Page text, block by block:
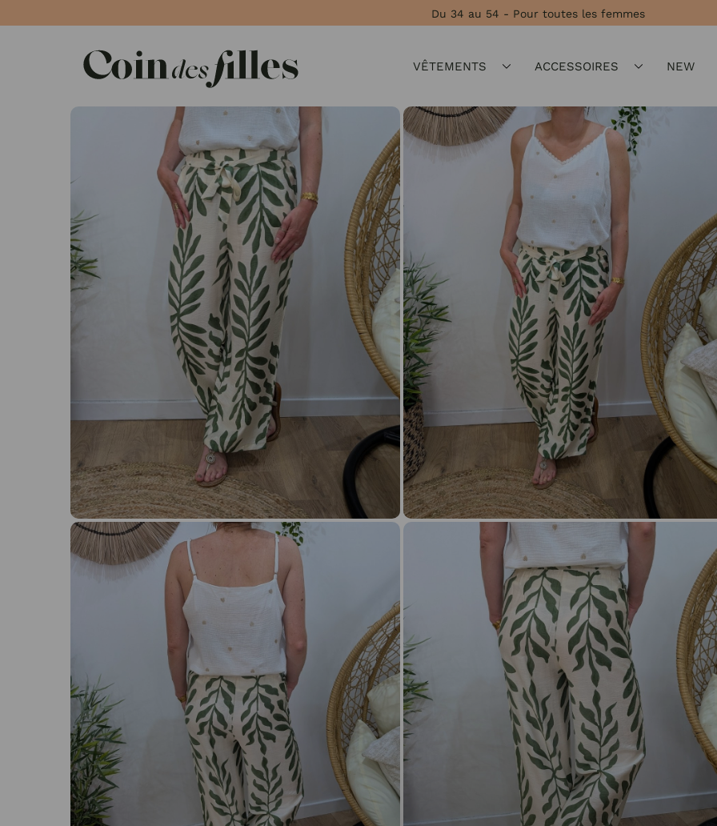
Du 34 au 54 - Pour toutes les femmes
VÊTEMENTS ACCESSOIRES NEW